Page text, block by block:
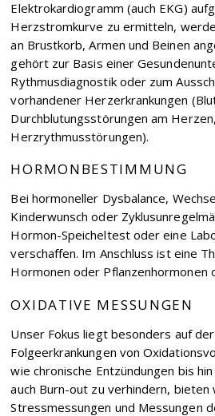
Elektrokardiogramm (auch EKG)
Herzstromkurve zu ermitteln,
an Brustkorb, Armen und Beinen
gehört zur Basis einer
Rythmusdiagnostik oder zum
vorhandener Herzerkrankungen
Durchblutungsstörungen am Herzen,
Herzrythmusstörungen).
HORMONBESTIMMUNG
Bei hormoneller Dysbalance,
Kinderwunsch oder
Hormon-Speicheltest oder eine
verschaffen. Im Anschluss ist eine
Hormonen oder Pflanzenhormonen
OXIDATIVE MESSUNGEN
Unser Fokus liegt besonders auf
Folgeerkrankungen von
wie chronische Entzündungen bis
auch Burn-out zu verhindern, bieten
Stressmessungen und Messungen